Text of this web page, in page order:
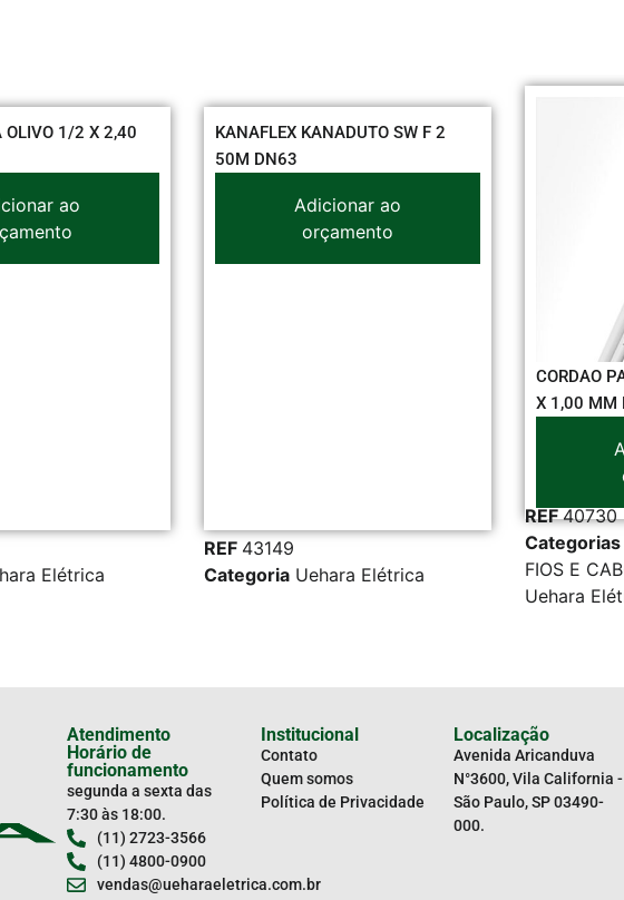
KANAFLEX KANADUTO SW F 2
Categoria Uehara Elétrica
CORDAO PARALELO MEGAMAX 2
Categorias CABOS DE ENERGIA,
FIOS E CABOS
MEGATRON,
Atendimento
Horário de
funcionamento
segunda a sexta das
7:30 às 18:00.
(11) 2723-3566
(11) 4800-0900
vendas@ueharaeletrica.com.br
Institucional
Contato
Quem somos
Política de Privacidade
Localização
Avenida Aricanduva
N°3600, Vila California -
São Paulo, SP 03490-
000.